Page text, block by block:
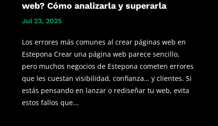
web? Cómo analizarla y superarla
Jul 23, 2025
Los errores más comunes al crear páginas web en
Estepona Crear una página web parece sencillo,
pero muchos negocios de Estepona cometen errores
que les cuestan visibilidad, confianza… y clientes. Si
estás pensando en lanzar o rediseñar tu web, evita
estos fallos que...